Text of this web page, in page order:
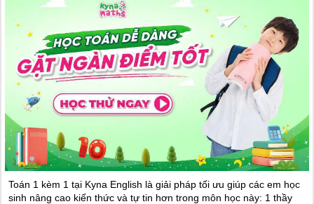
Toán 1 kèm 1 tại Kyna English là giải pháp tối ưu giúp các em học
sinh nâng cao kiến thức và tự tin hơn trong môn học này: 1 thầy